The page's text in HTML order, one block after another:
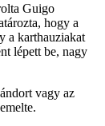
Guigo
hogy a
a karthauziakat
lépett be, nagy
vagy az